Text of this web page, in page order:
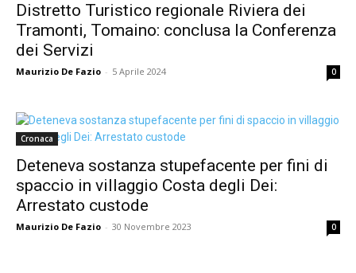
Distretto Turistico regionale Riviera dei
Tramonti, Tomaino: conclusa la Conferenza
dei Servizi
Maurizio De Fazio - 5 Aprile 2024 0
Cronaca
Deteneva sostanza stupefacente per fini di
spaccio in villaggio Costa degli Dei:
Arrestato custode
Maurizio De Fazio - 30 Novembre 2023 0